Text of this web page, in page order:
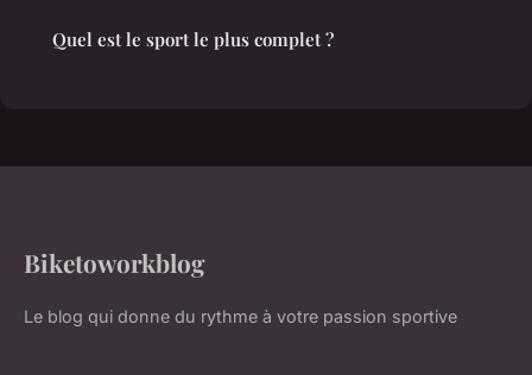
Quel est le sport le plus complet ?
Biketoworkblog
Le blog qui donne du rythme à votre passion sportive